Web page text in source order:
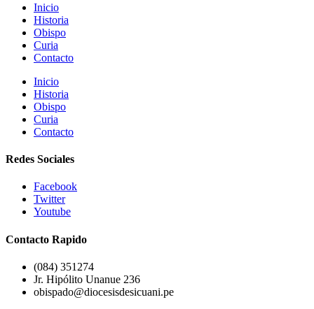
Inicio
Historia
Obispo
Curia
Contacto
Inicio
Historia
Obispo
Curia
Contacto
Redes Sociales
Facebook
Twitter
Youtube
Contacto Rapido
(084) 351274
Jr. Hipólito Unanue 236
obispado@diocesisdesicuani.pe